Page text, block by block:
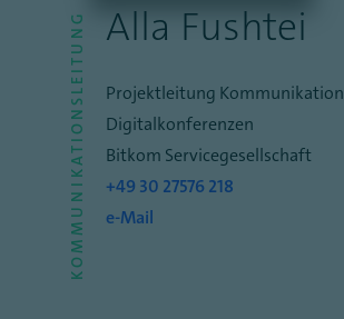
KOMMUNIKATIONSLEITUNG Alla Fushtei
Projektleitung Kommunikation
Digitalkonferenzen
Bitkom Servicegesellschaft
+49 30 27576 218
e-Mail